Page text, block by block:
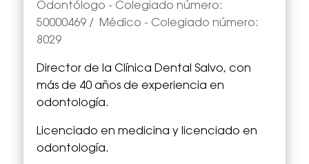
Odontólogo - Colegiado número:
50000469/ Médico - Colegiado número:
8029
Director de la Clínica Dental Salvo, con
más de 40 años de experiencia en
odontología.
Licenciado en medicina y licenciado en
odontología.